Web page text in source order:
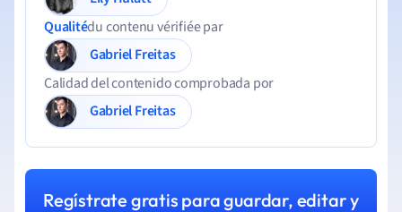
Qualitédu contenu vérifiée par
Gabriel Freitas
Calidad del contenido comprobada por
Gabriel Freitas
Regístrate gratis para guardar, editar y